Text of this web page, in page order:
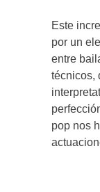
Este
por un
entre
técnicos,
pop nos